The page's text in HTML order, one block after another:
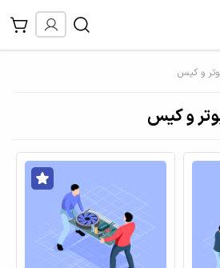
و کیس
و کیس